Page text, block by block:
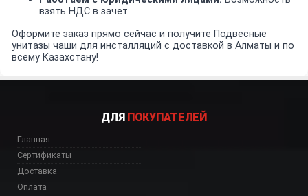
взять НДС в зачет.
Оформите заказ прямо сейчас и получите Подвесные
унитазы чаши для инсталляций с доставкой в Алматы и по
всему Казахстану!
ДЛЯ ПОКУПАТЕЛЕЙ
Главная
Сертификаты
Доставка
Оплата